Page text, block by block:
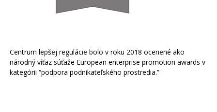
Centrum lepšej regulácie bolo v roku 2018 ocenené ako
národný víťaz súťaže European enterprise promotion awards v
kategórii “podpora podnikateľského prostredia.”